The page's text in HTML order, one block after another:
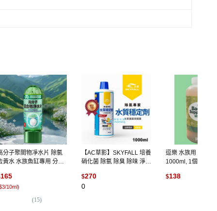
分子聚閤物凈水片 除氯
黃水 水族魚缸專用 分解
165
10ml)
(15)
【AC草影】SKYFALL 培養
硝化菌 除氯 除臭 除味 淨水
1個, 天賞 水質穩定劑
（1000ml）, 天賞 水質穩
$270
0
逗樂 水族用 硝化細
1000ml, 1個, 硝化
$138